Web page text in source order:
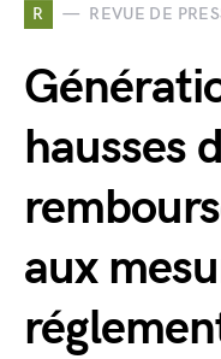
R REVUE DE
hausses
aux